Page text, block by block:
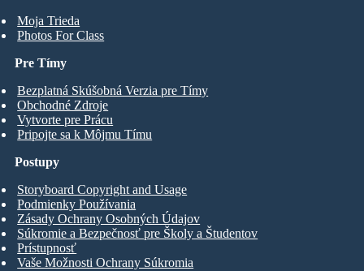
Moja Trieda
Photos For Class
Pre Tímy
Bezplatná Skúšobná Verzia pre Tímy
Obchodné Zdroje
Vytvorte pre Prácu
Pripojte sa k Môjmu Tímu
Postupy
Storyboard Copyright and Usage
Podmienky Používania
Zásady Ochrany Osobných Údajov
Súkromie a Bezpečnosť pre Školy a Študentov
Prístupnosť
Vaše Možnosti Ochrany Súkromia